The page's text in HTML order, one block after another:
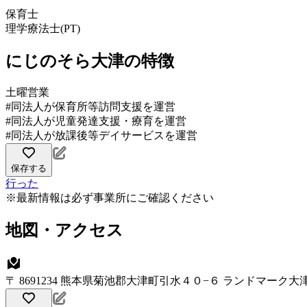
保育士
理学療法士(PT)
にじのそら大津の特徴
土曜営業
#同法人が保育所等訪問支援を運営
#同法人が児童発達支援・療育を運営
#同法人が放課後等デイサービスを運営
保存する
行った
※最新情報は必ず事業所にご確認ください
地図・アクセス
〒 8691234 熊本県菊池郡大津町引水４０−６ ランドマーク大